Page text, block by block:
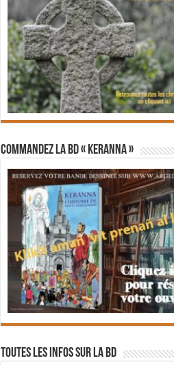
Commandez la BD « Keranna »
Toutes les infos sur la BD